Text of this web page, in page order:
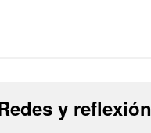
y reflexión